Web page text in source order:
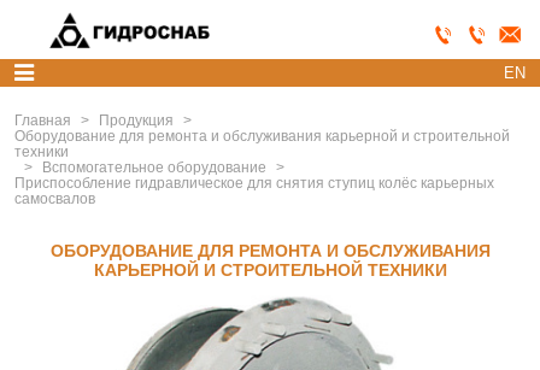
EN
Главная > Продукция
>
Оборудование для ремонта и обслуживания карьерной и строительной
техники
>
Вспомогательное оборудование
>
Приспособление гидравлическое для снятия ступиц колёс карьерных
самосвалов
ОБОРУДОВАНИЕ ДЛЯ РЕМОНТА И ОБСЛУЖИВАНИЯ
КАРЬЕРНОЙ И СТРОИТЕЛЬНОЙ ТЕХНИКИ